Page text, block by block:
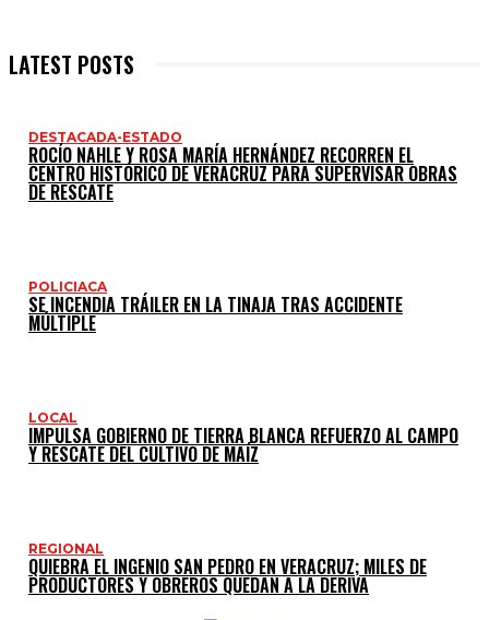
LATEST POSTS
DESTACADA-ESTADO
ROCÍO NAHLE Y ROSA MARÍA HERNÁNDEZ RECORREN EL
CENTRO HISTÓRICO DE VERACRUZ PARA SUPERVISAR OBRAS
DE RESCATE
POLICIACA
SE INCENDIA TRÁILER EN LA TINAJA TRAS ACCIDENTE
MÚLTIPLE
LOCAL
IMPULSA GOBIERNO DE TIERRA BLANCA REFUERZO AL CAMPO
Y RESCATE DEL CULTIVO DE MAÍZ
REGIONAL
QUIEBRA EL INGENIO SAN PEDRO EN VERACRUZ; MILES DE
PRODUCTORES Y OBREROS QUEDAN A LA DERIVA